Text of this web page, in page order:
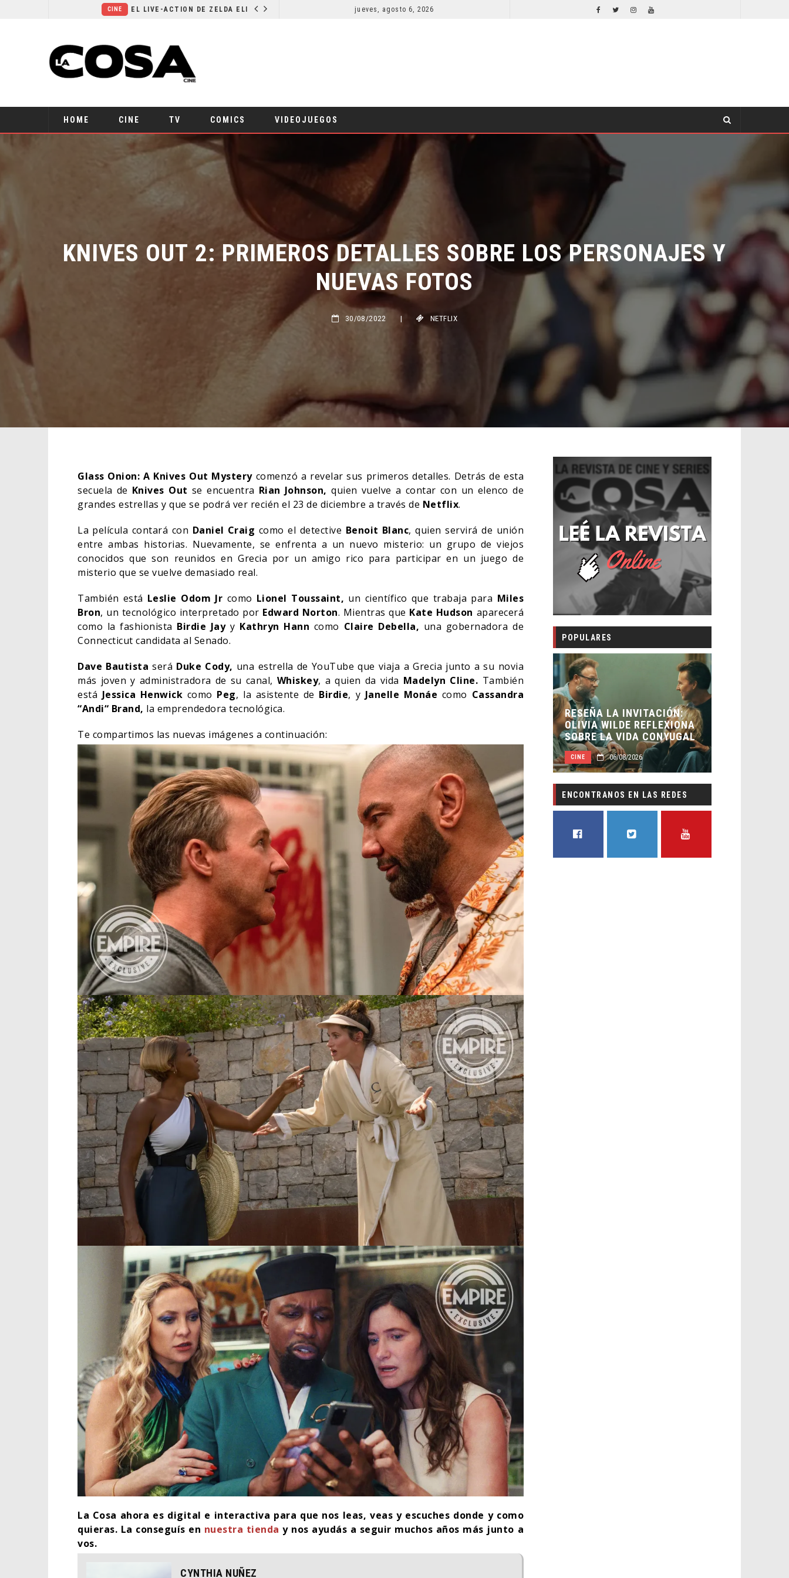
EL LIVE-ACTION DE ZELDA ELIGE A SU VILLANO LA NOCHE DEL DEMONIO: ESTÁN ENTRE NOSOTROS – TRAILER FINAL ORLANDO BLOOM AFIRMA HABER RECHAZADO SER BATMAN
jueves, agosto 6, 2026
HOME CINE TV COMICS VIDEOJUEGOS
KNIVES OUT 2: PRIMEROS DETALLES SOBRE LOS PERSONAJES Y
NUEVAS FOTOS
30/08/2022 |
Glass Onion: A Knives Out Mysterycomenzó a revelar sus primeros detalles. Detrás de esta
secuela de Knives Out se encuentra Rian Johnson,quien vuelve a contar con un elenco de
grandes estrellas y que se podrá ver recién el 23 de diciembre a través de Netflix.
La película contará con Daniel Craig como el detective Benoit Blanc, quien servirá de unión
entre ambas historias. Nuevamente, se enfrenta a un nuevo misterio: un grupo de viejos
conocidos que son reunidos en Grecia por un amigo rico para participar en un juego de
misterio que se vuelve demasiado real.
También está Leslie Odom Jr como Lionel Toussaint, un científico que trabaja para Miles
Bron, un tecnológico interpretado por Edward Norton. Mientras que Kate Hudson aparecerá
como la fashionista Birdie Jayy Kathryn Hann como Claire Debella, una gobernadora de
Connecticut candidata al Senado.
Dave Bautista será Duke Cody, una estrella de YouTube que viaja a Grecia junto a su novia
más joven y administradora de su canal, Whiskey, a quien da vida Madelyn Cline. También
está Jessica Henwick como Peg, la asistente de Birdie, y Janelle Monáe como Cassandra
“Andi“ Brand, la emprendedora tecnológica.
Te compartimos las nuevas imágenes a continuación:
La Cosa ahora es digital e interactiva para que nos leas, veas y escuches donde y como
quieras. La conseguís en nuestra tienda y nos ayudás a seguir muchos años más junto a
vos.
CYNTHIA NUÑEZ
POPULARES
ORLANDO BLOOM AFIRMA
BATMAN
CINE 05/08/2026
DÍA ESTÁ IMPARABLE
05/08/2026
RESEÑA LA INVITACIÓN:
OLIVIA WILDE REFLEXIONA
SOBRE LA VIDA CONYUGAL
EL LIVE-ACTION DE ZELDA
ELIGE A SU VILLANO
CINE 06/08/2026
ENCONTRANOS EN LAS REDES